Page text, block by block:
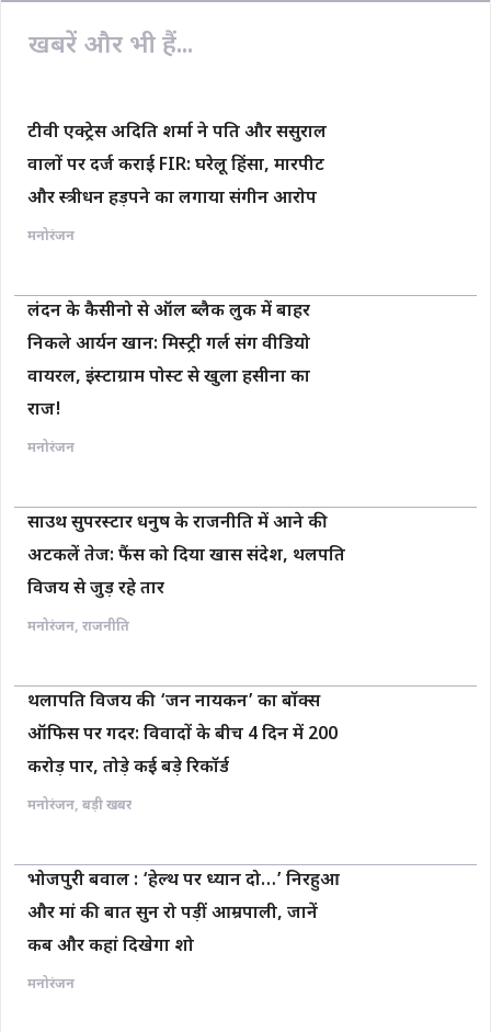
k
k
खबरें और भी हैं...
टीवी एक्ट्रेस अदिति शर्मा ने पति और ससुराल
वालों पर दर्ज कराई FIR: घरेलू हिंसा, मारपीट
और स्त्रीधन हड़पने का लगाया संगीन आरोप
मनोरंजन
लंदन के कैसीनो से ऑल ब्लैक लुक में बाहर
निकले आर्यन खान: मिस्ट्री गर्ल संग वीडियो
वायरल, इंस्टाग्राम पोस्ट से खुला हसीना का
राज!
मनोरंजन
साउथ सुपरस्टार धनुष के राजनीति में आने की
अटकलें तेज: फैंस को दिया खास संदेश, थलपति
विजय से जुड़ रहे तार
मनोरंजन, राजनीति
थलापति विजय की ‘जन नायकन’ का बॉक्स
ऑफिस पर गदर: विवादों के बीच 4 दिन में 200
करोड़ पार, तोड़े कई बड़े रिकॉर्ड
मनोरंजन, बड़ी खबर
भोजपुरी बवाल : ‘हेल्थ पर ध्यान दो…’ निरहुआ
और मां की बात सुन रो पड़ीं आम्रपाली, जानें
कब और कहां दिखेगा शो
मनोरंजन